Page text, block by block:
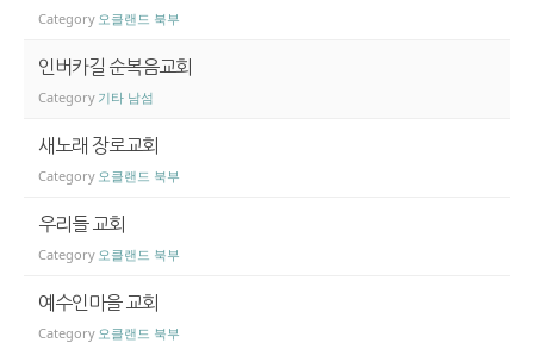
Category 오클랜드 북부
인버카길 순복음교회
Category 기타 남섬
새노래 장로교회
Category 오클랜드 북부
우리들 교회
Category 오클랜드 북부
예수인마을 교회
Category 오클랜드 북부